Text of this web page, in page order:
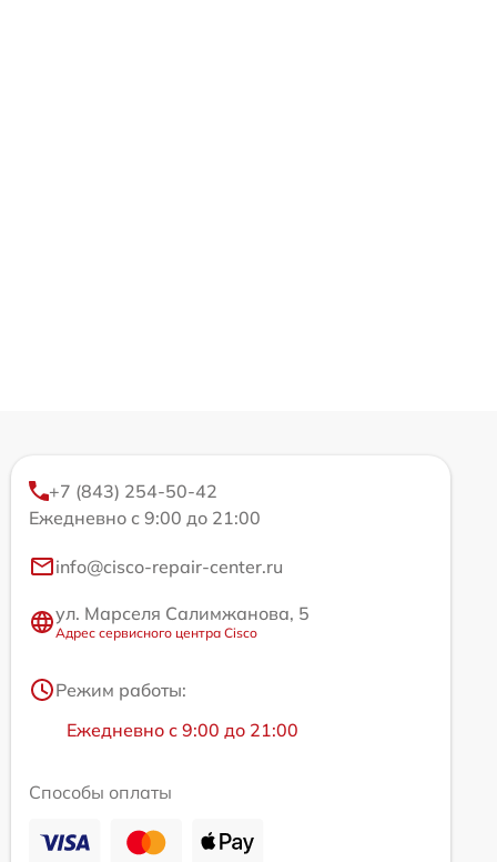
+7 (843) 254-50-42
Ежедневно с 9:00 до 21:00
info@cisco-repair-center.ru
ул. Марселя Салимжанова, 5
Адрес сервисного центра Cisco
Режим работы:
Ежедневно с 9:00 до 21:00
Способы оплаты